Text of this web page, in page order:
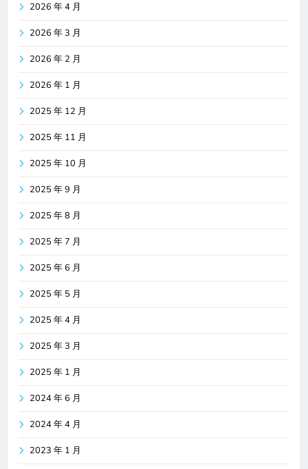
2026 年 4 月
2026 年 3 月
2026 年 2 月
2026 年 1 月
2025 年 12 月
2025 年 11 月
2025 年 10 月
2025 年 9 月
2025 年 8 月
2025 年 7 月
2025 年 6 月
2025 年 5 月
2025 年 4 月
2025 年 3 月
2025 年 1 月
2024 年 6 月
2024 年 4 月
2023 年 1 月